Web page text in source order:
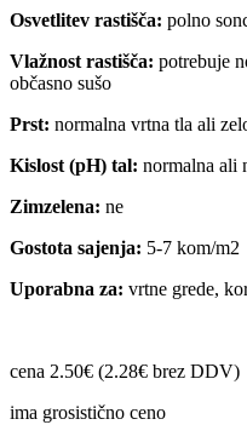
Osvetlitev rastišča: polno
Vlažnost rastišča: potrebuje
občasno sušo
Prst: normalna vrtna tla ali
Kislost (pH) tal: normalna ali
Zimzelena: ne
Gostota sajenja: 5-7 kom/m2
Uporabna za: vrtne grede,
cena 2.50€ (2.28€ brez DDV)
ima grosistično ceno